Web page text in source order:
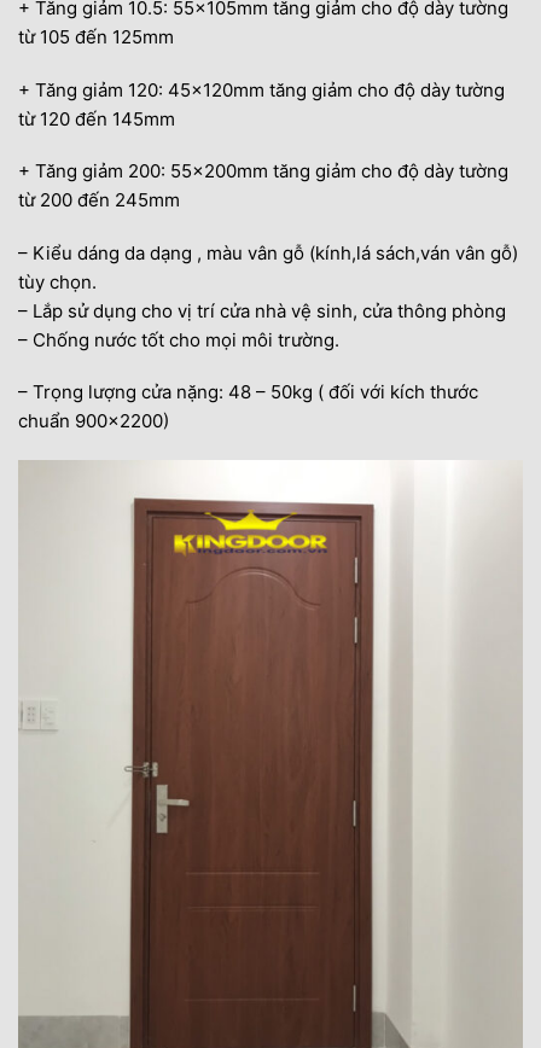
+ Tăng giảm 10.5: 55x105mm tăng giảm cho độ dày tường
từ 105 đến 125mm
+ Tăng giảm 120: 45x120mm tăng giảm cho độ dày tường
từ 120 đến 145mm
+ Tăng giảm 200: 55x200mm tăng giảm cho độ dày tường
từ 200 đến 245mm
– Kiểu dáng da dạng , màu vân gỗ (kính,lá sách,ván vân gỗ)
tùy chọn.
– Lắp sử dụng cho vị trí cửa nhà vệ sinh, cửa thông phòng
– Chống nước tốt cho mọi môi trường.
– Trọng lượng cửa nặng: 48 – 50kg ( đối với kích thước
chuẩn 900×2200)